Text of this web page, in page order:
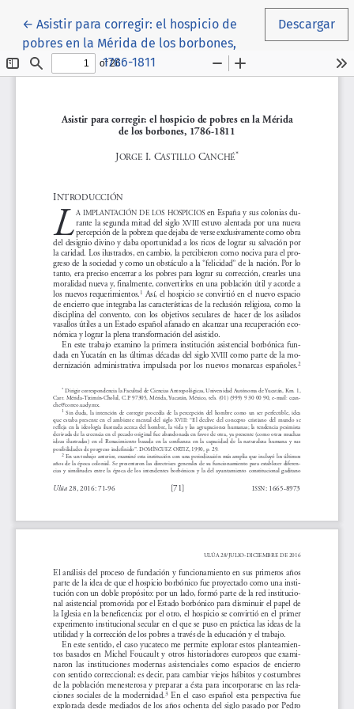
← Volver a los detalles del artículo
Asistir para corregir: el hospicio de
pobres en la Mérida de los borbones,
1786-1811
Descargar